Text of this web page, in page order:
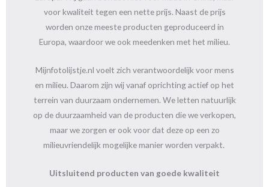
voor kwaliteit tegen een nette prijs. Naast de prijs
worden onze meeste producten geproduceerd in
Europa, waardoor we ook meedenken met het milieu.
Mijnfotolijstje.nl voelt zich verantwoordelijk voor mens
en milieu. Daarom zijn wij vanaf oprichting actief op het
terrein van duurzaam ondernemen. We letten natuurlijk
op de duurzaamheid van de producten die we verkopen,
maarwe zorgen er ook voor dat deze op een zo
milieuvriendelijk mogelijke manier worden verpakt.
Uitsluitend producten van goede kwaliteit